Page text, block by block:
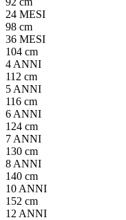
24 MESI
98 cm
36 MESI
104 cm
4 ANNI
112 cm
5 ANNI
116 cm
6 ANNI
124 cm
7 ANNI
130 cm
8 ANNI
140 cm
10 ANNI
152 cm
12 ANNI